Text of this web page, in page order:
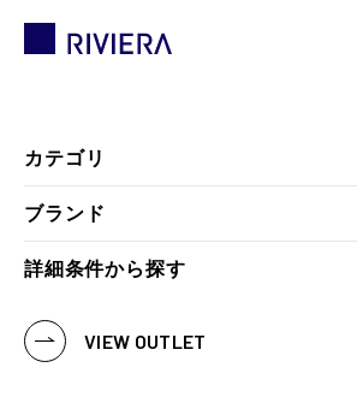
カテゴリ
ブランド
詳細条件から探す
VIEW OUTLET